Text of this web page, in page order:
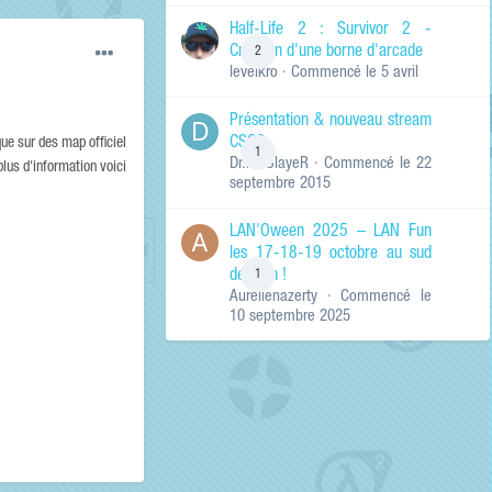
RECHERCHER LES
Titres et corps
Titres des
uniquement
sur des map officiel
d'information voici
2
Half-Life 2 : Survivor 2 -
Création d'une borne d'arcade
levelkro · Commencé le 5 avril
1
Présentation & nouveau stream
CSGO
Dr.KinSlayeR · Commencé le 22
septembre 2015
1
LAN'Oween 2025 – LAN Fun
les 17-18-19 octobre au sud
de Lyon !
Aurelienazerty · Commencé le
10 septembre 2025